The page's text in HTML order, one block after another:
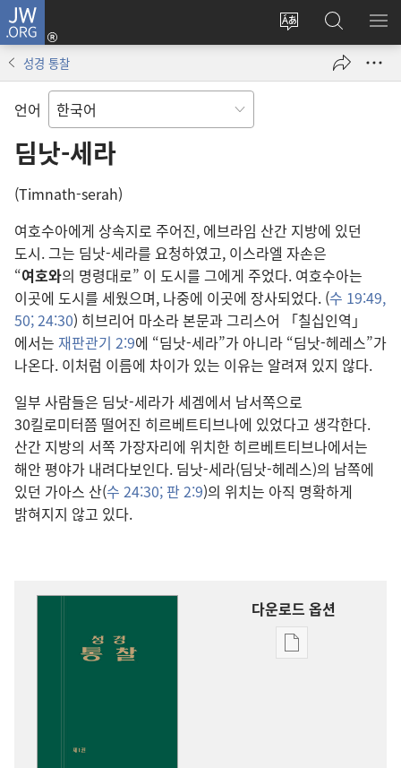
JW.ORG
사이트
변경
로그인
(새로운
열기)
JW.ORG
검색
메
성경 통찰
언어
딤낫-세라
(Timnath-serah)
여호수아에게 상속지로 주어진, 에브라임 산간 지방에 있던
도시. 그는 딤낫-세라를 요청하였고, 이스라엘 자손은
“여호와의 명령대로” 이 도시를 그에게 주었다. 여호수아는
이곳에 도시를 세웠으며, 나중에 이곳에 장사되었다. (수 19:49,
50;24:30) 히브리어 마소라 본문과 그리스어 「칠십인역」
에서는 재판관기 2:9에 “딤낫-세라”가 아니라 “딤낫-헤레스”가
나온다. 이처럼 이름에 차이가 있는 이유는 알려져 있지 않다.
일부 사람들은 딤낫-세라가 세겜에서 남서쪽으로
30킬로미터쯤 떨어진 히르베트티브나에 있었다고 생각한다.
산간 지방의 서쪽 가장자리에 위치한 히르베트티브나에서는
해안 평야가 내려다보인다. 딤낫-세라(딤낫-헤레스)의 남쪽에
있던 가아스 산(수 24:30; 판 2:9)의 위치는 아직 명확하게
밝혀지지 않고 있다.
다운로드 옵션
출판물